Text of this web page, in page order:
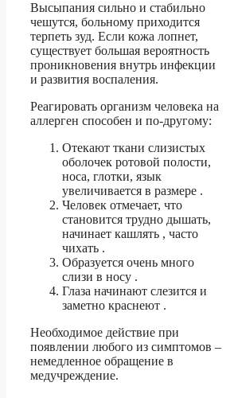
Высыпания сильно и стабильно
чешутся, больному приходится
терпеть зуд. Если кожа лопнет,
существует большая вероятность
проникновения внутрь инфекции
и развития воспаления.
Реагировать организм человека на
аллерген способен и по-другому:
Отекают ткани слизистых
оболочек ротовой полости,
носа, глотки, язык
увеличивается в размере .
Человек отмечает, что
становится трудно дышать,
начинает кашлять , часто
чихать .
Образуется очень много
слизи в носу .
Глаза начинают слезится и
заметно краснеют .
Необходимое действие при
появлении любого из симптомов –
немедленное обращение в
медучреждение.